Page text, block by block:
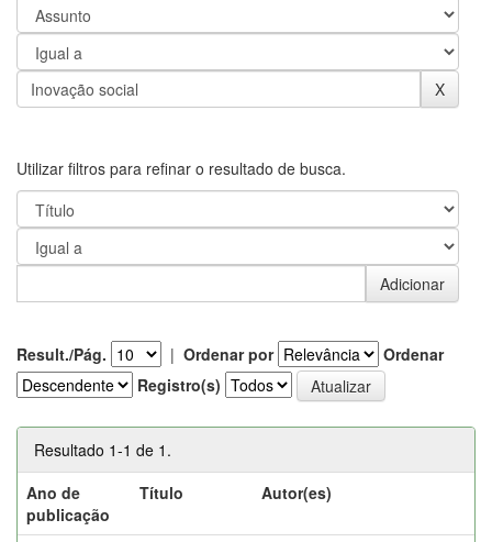
Utilizar filtros para refinar o resultado de busca.
Result./Pág. | Ordenar por
Ordenar
Registro(s)
Resultado 1-1 de 1.
Ano de
publicação
Título Autor(es)